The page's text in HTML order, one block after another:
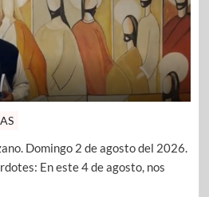
Domingo 2 de agosto del 2026.
En este 4 de agosto, nos